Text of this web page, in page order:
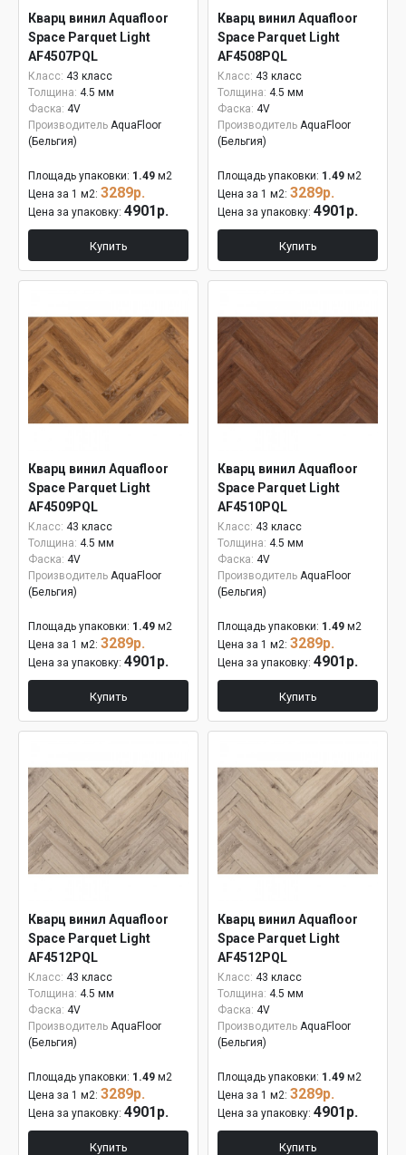
Кварц винил Aquafloor
Space Parquet Light
AF4507PQL
Класс: 43 класс
Толщина: 4.5 мм
Фаска: 4V
Производитель AquaFloor
(Бельгия)
Площадь упаковки: 1.49 м2
Цена за 1 м2: 3289р.
Цена за упаковку: 4901р.
Купить
Кварц винил Aquafloor
Space Parquet Light
AF4508PQL
Класс: 43 класс
Толщина: 4.5 мм
Фаска: 4V
Производитель AquaFloor
(Бельгия)
Площадь упаковки: 1.49 м2
Цена за 1 м2: 3289р.
Цена за упаковку: 4901р.
Купить
Кварц винил Aquafloor
Space Parquet Light
AF4509PQL
Класс: 43 класс
Толщина: 4.5 мм
Фаска: 4V
Производитель AquaFloor
(Бельгия)
Площадь упаковки: 1.49 м2
Цена за 1 м2: 3289р.
Цена за упаковку: 4901р.
Купить
Кварц винил Aquafloor
Space Parquet Light
AF4510PQL
Класс: 43 класс
Толщина: 4.5 мм
Фаска: 4V
Производитель AquaFloor
(Бельгия)
Площадь упаковки: 1.49 м2
Цена за 1 м2: 3289р.
Цена за упаковку: 4901р.
Купить
Кварц винил Aquafloor
Space Parquet Light
AF4512PQL
Класс: 43 класс
Толщина: 4.5 мм
Фаска: 4V
Производитель AquaFloor
(Бельгия)
Площадь упаковки: 1.49 м2
Цена за 1 м2: 3289р.
Цена за упаковку: 4901р.
Купить
Кварц винил Aquafloor
Space Parquet Light
AF4512PQL
Класс: 43 класс
Толщина: 4.5 мм
Фаска: 4V
Производитель AquaFloor
(Бельгия)
Площадь упаковки: 1.49 м2
Цена за 1 м2: 3289р.
Цена за упаковку: 4901р.
Купить